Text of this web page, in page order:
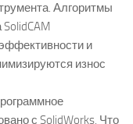
Алгоритмы
и
износ
с SolidWorks. Что